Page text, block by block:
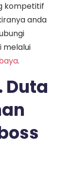
kompetitif
anda
melalui
.
Duta